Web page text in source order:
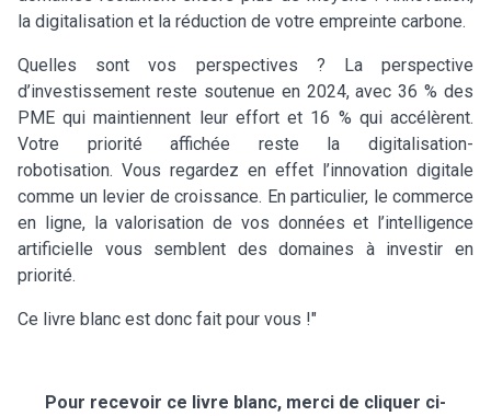
la digitalisation et la réduction de votre empreinte carbone.
Quelles sont vos perspectives ? La perspective
d’investissement reste soutenue en 2024, avec 36 % des
PME qui maintiennent leur effort et 16 % qui accélèrent.
Votre priorité affichée reste la digitalisation-
robotisation. Vous regardez en effet l’innovation digitale
comme un levier de croissance. En particulier, le commerce
en ligne, la valorisation de vos données et l’intelligence
artificielle vous semblent des domaines à investir en
priorité.
Ce livre blanc est donc fait pour vous !"
Pour recevoir ce livre blanc, merci de cliquer ci-